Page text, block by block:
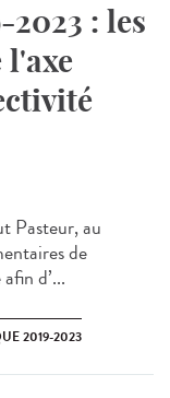
2023 : les
l'axe
Pasteur, au
de
d’...
2019-2023